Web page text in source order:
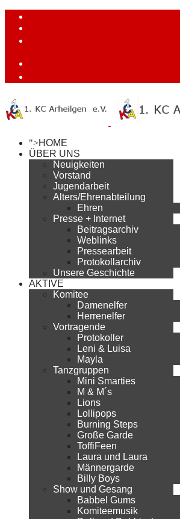
">HOME
ÜBER UNS
Neuigkeiten
Vorstand
Jugendarbeit
Alters/Ehrenabteilung
Ehren
Presse + Internet
Beitragsarchiv
Weblinks
Pressearbeit
Protokollarchiv
Unsere Geschichte
AKTIVE
Komitee
Damenelfer
Herrenelfer
Vortragende
Protokoller
Leni & Luisa
Mayla
Tanzgruppen
Mini Smarties
M & M´s
Lions
Lollipops
Burning Steps
Große Garde
ToffiFeen
Laura und Laura
Männergarde
Billy Boys
Show und Gesang
Babbel Gums
Komiteemusik